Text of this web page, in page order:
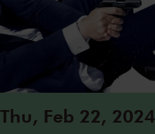
Thu, Feb 22, 2024